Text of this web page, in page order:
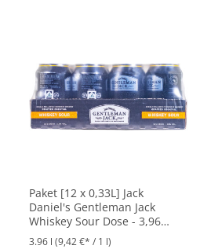
Paket [12 x 0,33L] Jack
Daniel's Gentleman Jack
Whiskey Sour Dose - 3,96L
10% vol
3.96 l (9,42 €* / 1 l)